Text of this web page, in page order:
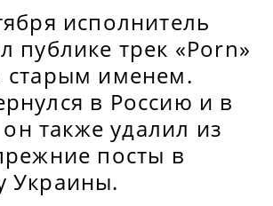
исполнитель
публике трек «Porn»
старым именем.
в Россию и в
также удалил из
посты в
Украины.